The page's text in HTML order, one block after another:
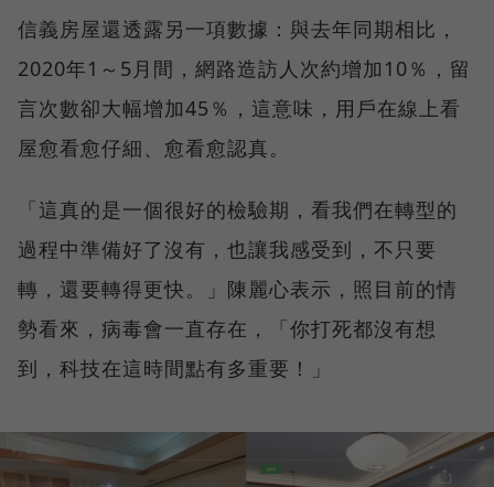
信義房屋還透露另一項數據：與去年同期相比，
2020年1～5月間，網路造訪人次約增加10％，留
言次數卻大幅增加45％，這意味，用戶在線上看
屋愈看愈仔細、愈看愈認真。
「這真的是一個很好的檢驗期，看我們在轉型的
過程中準備好了沒有，也讓我感受到，不只要
轉，還要轉得更快。」陳麗心表示，照目前的情
勢看來，病毒會一直存在，「你打死都沒有想
到，科技在這時間點有多重要！」